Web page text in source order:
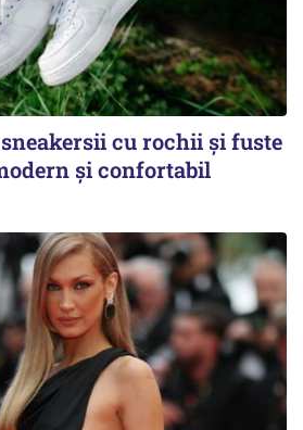
cu rochii și fuste
și confortabil